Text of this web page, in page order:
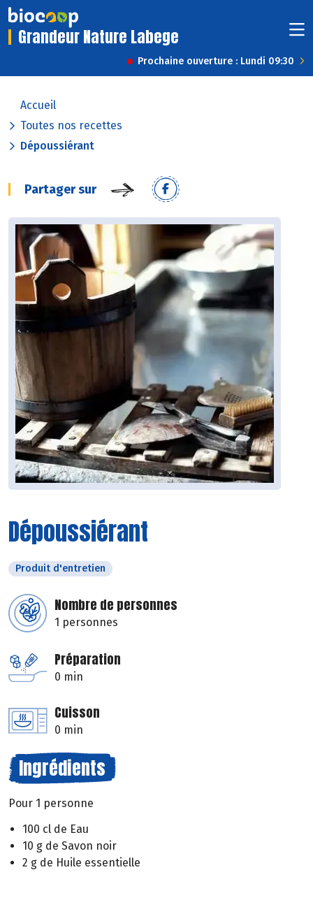
Grandeur Nature Labege
Prochaine ouverture : Lundi 09:30
Accueil
Toutes nos recettes
Dépoussiérant
Partager sur
Dépoussiérant
Produit d'entretien
Nombre de personnes
1 personnes
Préparation
0 min
Cuisson
0 min
Ingrédients
Pour 1 personne
100 cl de Eau
10 g de Savon noir
2 g de Huile essentielle